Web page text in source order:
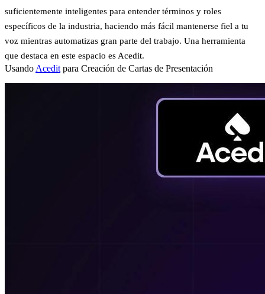
suficientemente inteligentes para entender términos y roles
específicos de la industria, haciendo más fácil mantenerse fiel a tu
voz mientras automatizas gran parte del trabajo. Una herramienta
que destaca en este espacio es Acedit.
Usando Acedit para Creación de Cartas de Presentación